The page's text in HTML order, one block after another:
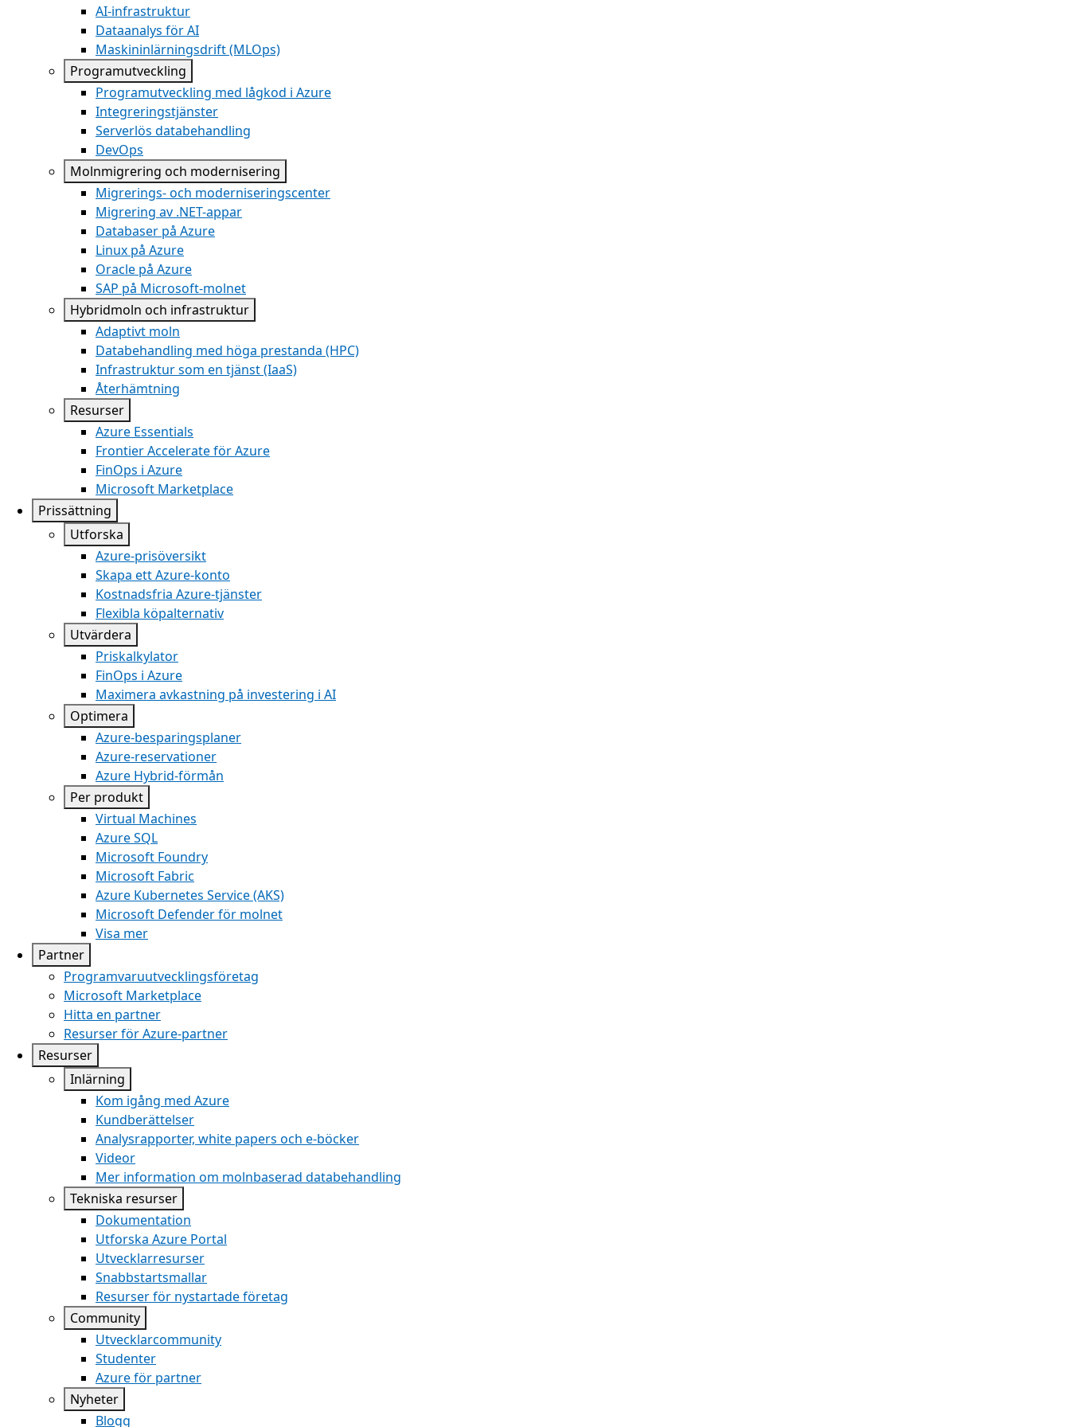
AI-infrastruktur
Dataanalys för AI
Maskininlärningsdrift (MLOps)
Programutveckling
Programutveckling med lågkod i Azure
Integreringstjänster
Serverlös databehandling
DevOps
Molnmigrering och modernisering
Migrerings- och moderniseringscenter
Migrering av .NET-appar
Databaser på Azure
Linux på Azure
Oracle på Azure
SAP på Microsoft-molnet
Hybridmoln och infrastruktur
Adaptivt moln
Databehandling med höga prestanda (HPC)
Infrastruktur som en tjänst (IaaS)
Återhämtning
Resurser
Azure Essentials
Frontier Accelerate för Azure
FinOps i Azure
Microsoft Marketplace
Prissättning
Utforska
Azure-prisöversikt
Skapa ett Azure-konto
Kostnadsfria Azure-tjänster
Flexibla köpalternativ
Utvärdera
Priskalkylator
FinOps i Azure
Maximera avkastning på investering i AI
Optimera
Azure-besparingsplaner
Azure-reservationer
Azure Hybrid-förmån
Per produkt
Virtual Machines
Azure SQL
Microsoft Foundry
Microsoft Fabric
Azure Kubernetes Service (AKS)
Microsoft Defender för molnet
Visa mer
Partner
Programvaruutvecklingsföretag
Microsoft Marketplace
Hitta en partner
Resurser för Azure-partner
Resurser
Inlärning
Kom igång med Azure
Kundberättelser
Analysrapporter, white papers och e-böcker
Videor
Mer information om molnbaserad databehandling
Tekniska resurser
Dokumentation
Utforska Azure Portal
Utvecklarresurser
Snabbstartsmallar
Resurser för nystartade företag
Community
Utvecklarcommunity
Studenter
Azure för partner
Nyheter
Blogg